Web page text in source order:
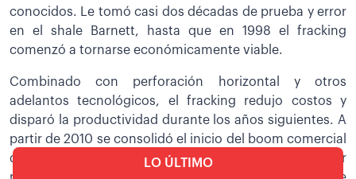
LO ÚLTIMO
conocidos. Le tomó casi dos décadas de prueba y error
en el shale Barnett, hasta que en 1998 el fracking
comenzó a tornarse económicamente viable.
Combinado con perforación horizontal y otros
adelantos tecnológicos, el fracking redujo costos y
disparó la productividad durante los años siguientes. A
partir de 2010 se consolidó el inicio del boom comercial
que convirtió a Estados Unidos en el primer productor